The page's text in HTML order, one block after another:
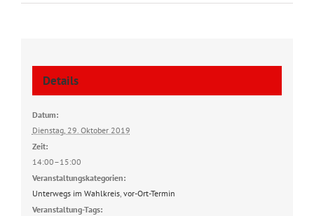
Details
Datum:
Dienstag, 29. Oktober 2019
Zeit:
14:00–15:00
Veranstaltungskategorien:
Unterwegs im Wahlkreis, vor-Ort-Termin
Veranstaltung-Tags: